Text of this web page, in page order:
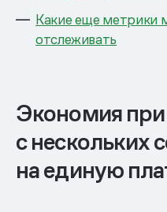
Какие еще метрики
отслеживать
Экономия
с нескольких
на единую